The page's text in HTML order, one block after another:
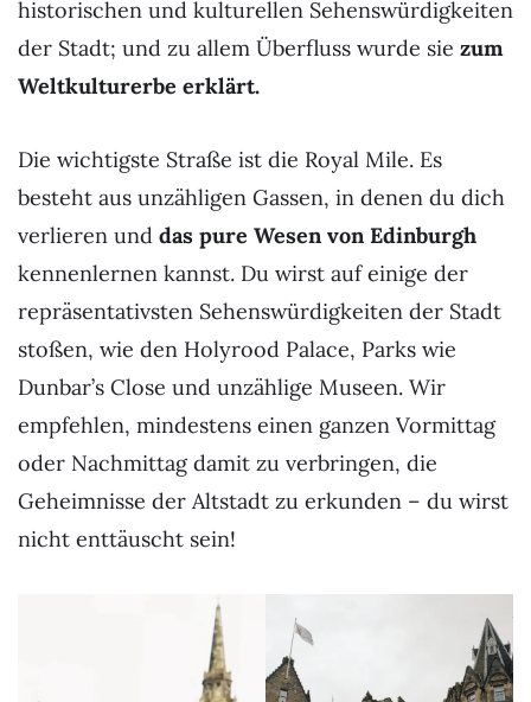
historischen und kulturellen Sehenswürdigkeiten
der Stadt; und zu allem Überfluss wurde sie zum
Weltkulturerbe erklärt.
Die wichtigste Straße ist die Royal Mile. Es
besteht aus unzähligen Gassen, in denen du dich
verlieren und das pure Wesen von Edinburgh
kennenlernen kannst. Du wirst auf einige der
repräsentativsten Sehenswürdigkeiten der Stadt
stoßen, wie den Holyrood Palace, Parks wie
Dunbar’s Close und unzählige Museen. Wir
empfehlen, mindestens einen ganzen Vormittag
oder Nachmittag damit zu verbringen, die
Geheimnisse der Altstadt zu erkunden – du wirst
nicht enttäuscht sein!